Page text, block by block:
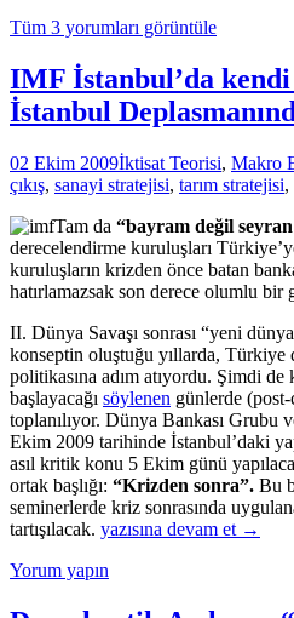
Tüm 3 yorumları görüntüle
IMF İstanbul’da
İstanbul
02 Ekim 2009İktisat Teorisi, Makro
çıkış, sanayi stratejisi, tarım stratejisi,
Tam da “bayram değil
derecelendirme kuruluşları
kuruluşların krizden önce batan
hatırlamazsak son derece olumlu bir
II. Dünya Savaşı sonrası “yeni
konseptin oluştuğu yıllarda, Türkiye
politikasına adım atıyordu. Şimdi
başlayacağı söylenen günlerde
toplanılıyor. Dünya Bankası Grubu
Ekim 2009 tarihinde İstanbul’daki
asıl kritik konu 5 Ekim günü
ortak başlığı: “Krizden sonra”. Bu
seminerlerde kriz sonrasında
tartışılacak. IMF
kendi
yazısına devam et →
Yorum yapın